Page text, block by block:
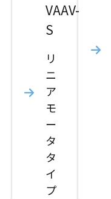
VAAV-
S
リ
ニ
ア
モ
ー
タ
タ
イ
プ